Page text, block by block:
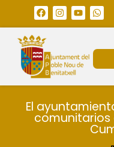
El
comunitarios